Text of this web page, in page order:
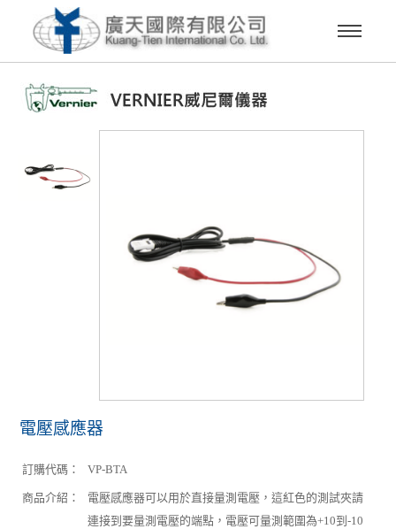
電壓感應器
訂購代碼： VP-BTA
商品介紹：
電壓感應器可以用於直接量測電壓，這紅色的測試夾請
連接到要量測電壓的端點，電壓可量測範圍為+10到-10